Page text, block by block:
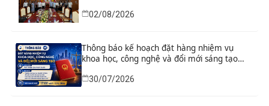
02/08/2026
Thông báo kế hoạch đặt hàng nhiệm vụ
khoa học, công nghệ và đổi mới sáng tạo
“Nghiên cứu khoa học tổng kết thi hành, đề
xuất sửa đổi, bổ sung toàn diện Hiến pháp
30/07/2026